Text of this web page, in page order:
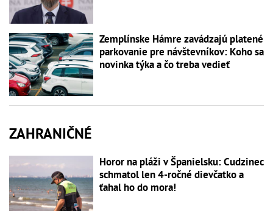
Zemplínske Hámre zavádzajú platené
parkovanie pre návštevníkov: Koho sa
novinka týka a čo treba vedieť
ZAHRANIČNÉ
Horor na pláži v Španielsku: Cudzinec
schmatol len 4-ročné dievčatko a
ťahal ho do mora!